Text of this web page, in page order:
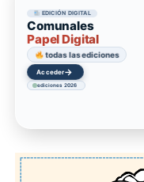
EDICIÓN DIGITAL
Comunales
Papel Digital
todas las ediciones
Acceder→
ediciones 2026